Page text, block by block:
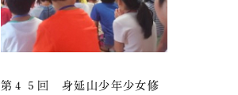
第４５回 身延山少年少女修